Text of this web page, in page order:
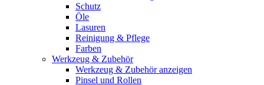
Schutz
Öle
Lasuren
Reinigung & Pflege
Farben
Werkzeug & Zubehör
Werkzeug & Zubehör anzeigen
Pinsel und Rollen